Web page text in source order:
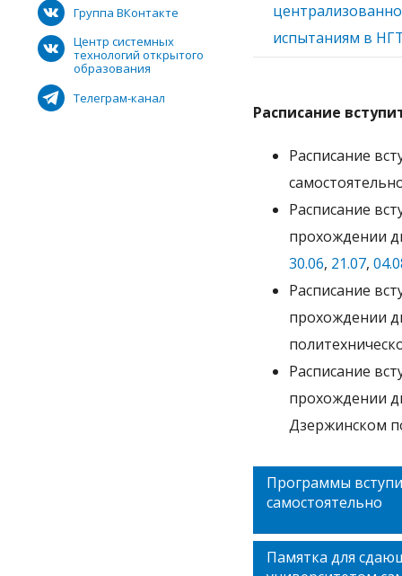
Группа ВКонтакте
Центр системных
технологий открытого
образования
Телеграм-канал
испытаниям в
Расписание
Расписание
Расписание
прохождении
30.06, 21.07,
Расписание
прохождении
Расписание
прохождении
Дзержинском
Программы
самостоятельно
Памятка для